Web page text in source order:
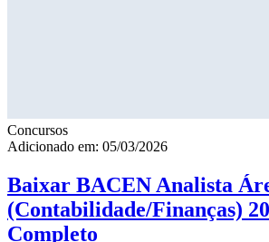
Concursos
Adicionado em: 05/03/2026
Baixar BACEN Analista
(Contabilidade/Finanças)
Completo